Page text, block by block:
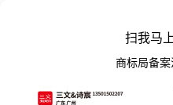
扫我马
商标局备